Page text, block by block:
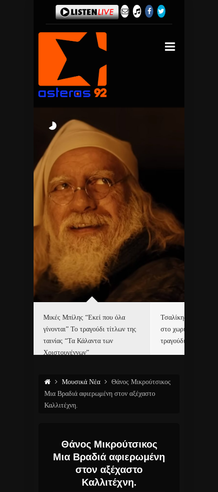
Μικές Μπίλης “Εκεί που όλα
γίνονται” Το τραγούδι τίτλων της
ταινίας “Τα Κάλαντα των
Χριστουγέννων”
Τσαλίκης,
στο χωριό του Άι
τραγούδι και video
Μουσικά Νέα
Θάνος Μικρούτσικος
Μια Βραδιά αφιερωμένη στον αξέχαστο
Καλλιτέχνη.
Θάνος Μικρούτσικος
Μια Βραδιά αφιερωμένη
στον αξέχαστο
Καλλιτέχνη.